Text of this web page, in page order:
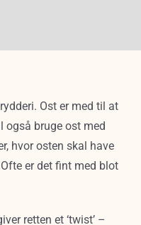
Ost er med til at
også bruge ost med
hvor osten skal have
er det fint med blot
retten et ‘twist’ –